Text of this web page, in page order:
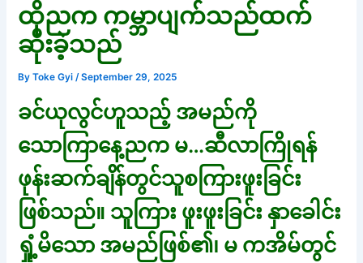
ထိုညက ကမ္ဘာပျက်သည်ထက်
ဆိုးခဲ့သည်
ByToke Gyi /September 29, 2025
ခင်ယုလွင်ဟူသည့် အမည်ကို
သောကြာနေ့ညက မ…ဆီလာကြိုရန်
ဖုန်းဆက်ချ်ိန်တွင်သူစကြားဖူးခြင်း
ဖြစ်သည်။ သူကြား ဖူးဖူးခြင်း နှာခေါင်း
ရှုံ့မိသော အမည်ဖြစ်၏၊ မ ကအိမ်တွင်